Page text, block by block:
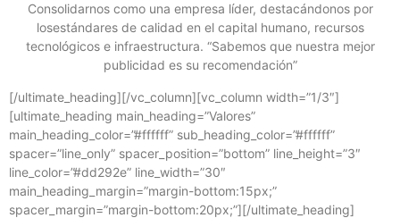
Consolidarnos como una empresa líder, destacándonos por
losestándares de calidad en el capital humano, recursos
tecnológicos e infraestructura. “Sabemos que nuestra mejor
publicidad es su recomendación”
[/ultimate_heading][/vc_column][vc_column width=”1/3″]
[ultimate_heading main_heading=”Valores”
main_heading_color=”#ffffff” sub_heading_color=”#ffffff”
spacer=”line_only” spacer_position=”bottom” line_height=”3″
line_color=”#dd292e” line_width=”30″
main_heading_margin=”margin-bottom:15px;”
spacer_margin=”margin-bottom:20px;”][/ultimate_heading]